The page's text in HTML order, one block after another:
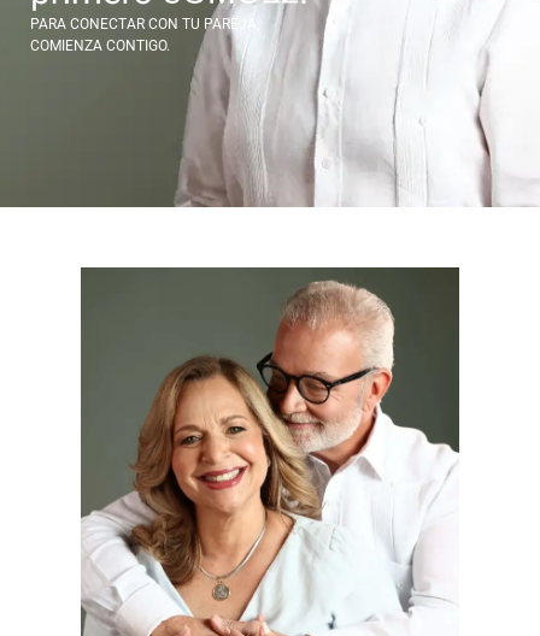
PARA CONECTAR CON TU PAREJA,
COMIENZA CONTIGO.